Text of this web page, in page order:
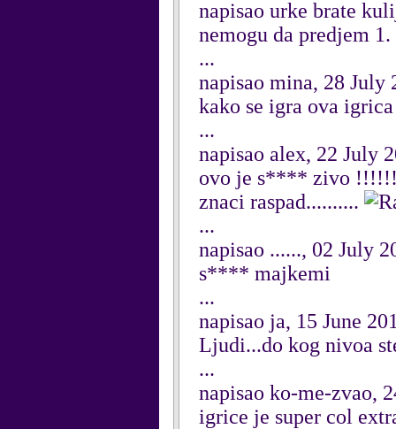
napisao urke brate
nemogu da predjem
...
napisao mina, 28 July
kako se igra ova
...
napisao alex, 22 July
ovo je s**** zivo
znaci raspad..........
...
napisao ......, 02 July
s**** majkemi
...
napisao ja, 15 June
Ljudi...do kog nivoa
...
napisao ko-me-zvao,
igrice je super col